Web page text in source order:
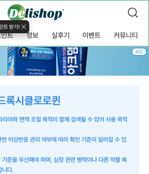
트 받기!
트 정보 실후기 이벤트 커뮤니티
록시클로로퀸
리아와 면역 조절 목적이 함께 검색될 수 있어 사용 목적
이상반응 관리 여부에 따라 확인 기준이 달라질 수 있
준을 우선해야 하며, 심장 관련 병력이나 다른 약물 복
다.
AD